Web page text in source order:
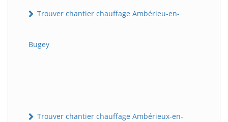
Trouver chantier chauffage Ambérieu-en-
Bugey
Trouver chantier chauffage Ambérieux-en-